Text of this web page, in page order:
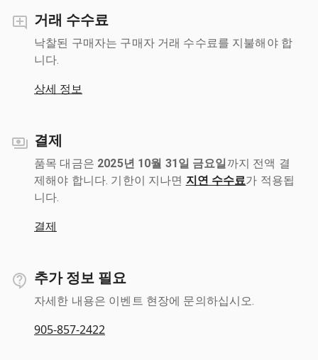
거래 수수료
낙찰된 구매자는 구매자 거래 수수료를 지불해야 합
니다.
상세 정보
결제
품목 대금은 2025년 10월 31일 금요일 까지 전액 결
제해야 합니다. 기한이 지나면 지연 수수료가 적용됩
니다.
결제
추가 정보 필요
자세한 내용은 이벤트 현장에 문의하십시오.
905-857-2422